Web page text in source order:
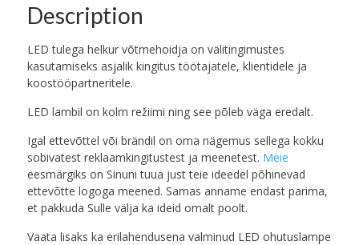
Description
LED tulega helkur võtmehoidja on välitingimustes
kasutamiseks asjalik kingitus töötajatele, klientidele ja
koostööpartneritele.
LED lambil on kolm režiimi ning see põleb väga eredalt.
Igal ettevõttel või brändil on oma nägemus sellega kokku
sobivatest reklaamkingitustest ja meenetest. Meie
eesmärgiks on Sinuni tuua just teie ideedel põhinevad
ettevõtte logoga meened. Samas anname endast parima,
et pakkuda Sulle välja ka ideid omalt poolt.
Vaata lisaks ka erilahendusena valminud LED ohutuslampe